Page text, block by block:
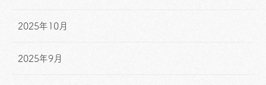
2025年10月
2025年9月